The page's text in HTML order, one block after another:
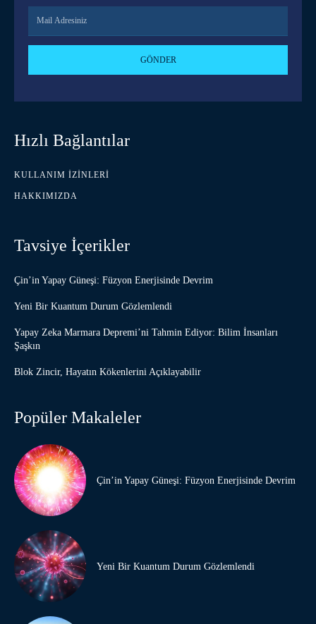
GÖNDER
Hızlı Bağlantılar
KULLANIM İZINLERI
HAKKIMIZDA
Tavsiye İçerikler
Çin’in Yapay Güneşi: Füzyon Enerjisinde Devrim
Yeni Bir Kuantum Durum Gözlemlendi
Yapay Zeka Marmara Depremi’ni Tahmin Ediyor: Bilim İnsanları
Şaşkın
Blok Zincir, Hayatın Kökenlerini Açıklayabilir
Popüler Makaleler
Çin’in Yapay Güneşi: Füzyon Enerjisinde Devrim
Yeni Bir Kuantum Durum Gözlemlendi